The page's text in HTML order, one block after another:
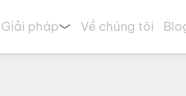
Giải pháp Về chúng tôi